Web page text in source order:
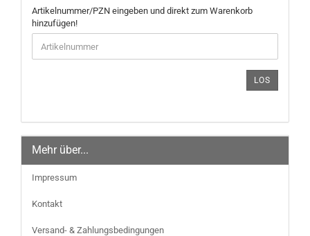
ARTIKELNUMMER/PZN
EINGEBEN
UND
DIREKT
ZUM
Artikelnummer/PZN eingeben und direkt zum Warenkorb
hinzufügen!
LOS
Mehr über...
Impressum
Kontakt
Versand- & Zahlungsbedingungen